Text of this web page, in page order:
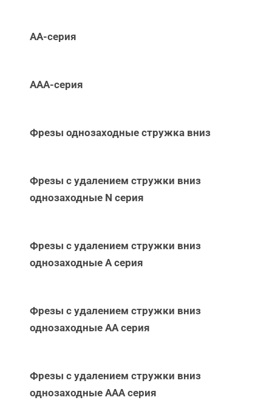
АА-серия
ААА-серия
Фрезы однозаходные стружка вниз
Фрезы с удалением стружки вниз
однозаходные N серия
Фрезы с удалением стружки вниз
однозаходные А серия
Фрезы с удалением стружки вниз
однозаходные АА серия
Фрезы с удалением стружки вниз
однозаходные ААА серия